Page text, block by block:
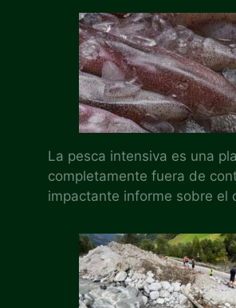
La pesca intensiva es una
completamente fuera de
impactante informe sobre el